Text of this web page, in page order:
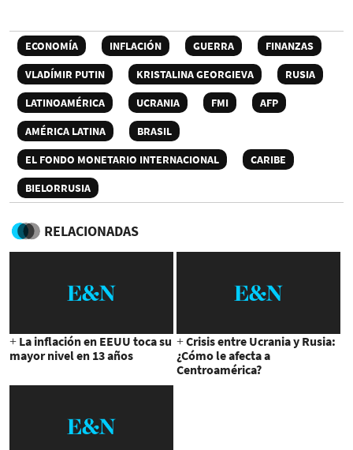
ECONOMÍA INFLACIÓN GUERRA
FINANZAS
VLADÍMIR PUTIN
KRISTALINA GEORGIEVA
RUSIA
LATINOAMÉRICA
UCRANIA FMI
AFP
AMÉRICA LATINA
BRASIL
EL FONDO MONETARIO INTERNACIONAL
CARIBE
BIELORRUSIA
RELACIONADAS
+ La inflación en EEUU toca su
mayor nivel en 13 años
+ Crisis entre Ucrania y Rusia:
¿Cómo le afecta a
Centroamérica?